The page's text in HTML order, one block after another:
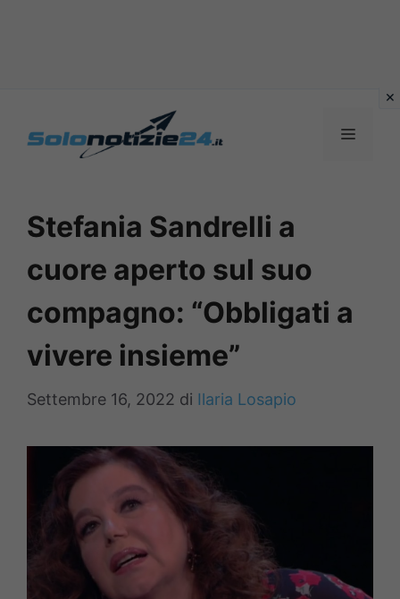
MENU
Stefania Sandrelli a
cuore aperto sul suo
compagno: “Obbligati a
vivere insieme”
Settembre 16, 2022 di Ilaria Losapio